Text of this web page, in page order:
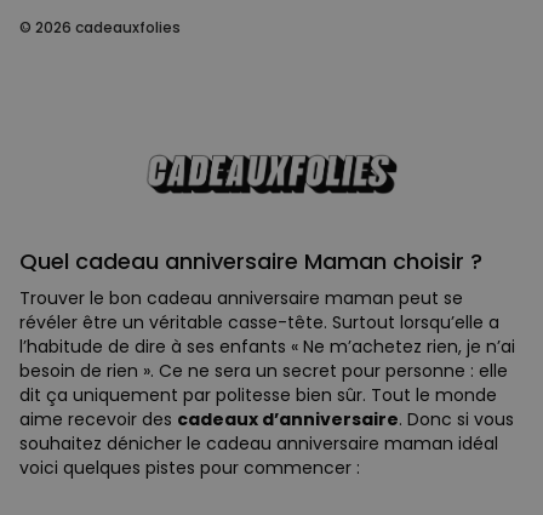
© 2026 cadeauxfolies
Quel cadeau anniversaire Maman choisir ?
Trouver le bon cadeau anniversaire maman peut se
révéler être un véritable casse-tête. Surtout lorsqu’elle a
l’habitude de dire à ses enfants « Ne m’achetez rien, je n’ai
besoin de rien ». Ce ne sera un secret pour personne : elle
dit ça uniquement par politesse bien sûr. Tout le monde
aime recevoir des cadeaux d’anniversaire. Donc si vous
souhaitez dénicher le cadeau anniversaire maman idéal
voici quelques pistes pour commencer :